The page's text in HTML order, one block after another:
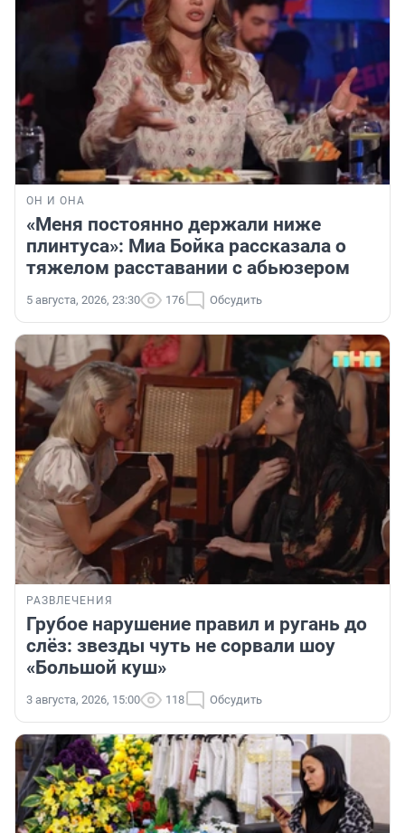
ОН И ОНА
«Меня постоянно держали ниже
плинтуса»: Миа Бойка рассказала о
тяжелом расставании с абьюзером
5 августа, 2026, 23:30 176 Обсудить
РАЗВЛЕЧЕНИЯ
Грубое нарушение правил и ругань до
слёз: звезды чуть не сорвали шоу
«Большой куш»
3 августа, 2026, 15:00 118 Обсудить